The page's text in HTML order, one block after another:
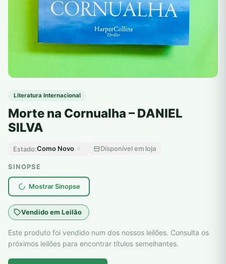
Literatura Internacional
Morte na Cornualha – DANIEL
SILVA
Estado:Como Novo Disponível em loja
SINOPSE
Mostrar Sinopse
Vendido em Leilão
Este produto foi vendido num dos nossos leilões. Consulta os
próximos leilões para encontrar títulos semelhantes.